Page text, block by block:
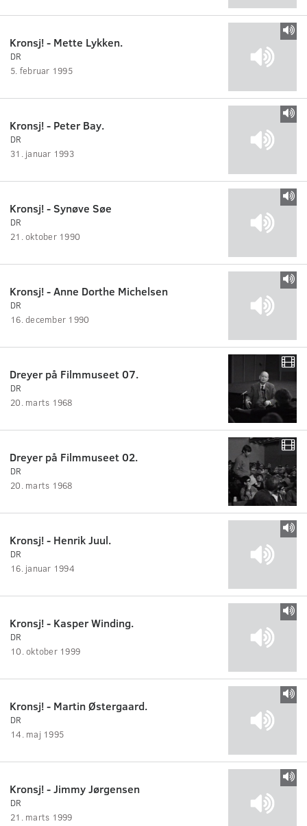
Kronsj! - Mette Lykken.
DR
5. februar 1995
Kronsj! - Peter Bay.
DR
31. januar 1993
Kronsj! - Synøve Søe
DR
21. oktober 1990
Kronsj! - Anne Dorthe Michelsen
DR
16. december 1990
Dreyer på Filmmuseet 07.
DR
20. marts 1968
Dreyer på Filmmuseet 02.
DR
20. marts 1968
Kronsj! - Henrik Juul.
DR
16. januar 1994
Kronsj! - Kasper Winding.
DR
10. oktober 1999
Kronsj! - Martin Østergaard.
DR
14. maj 1995
Kronsj! - Jimmy Jørgensen
DR
21. marts 1999